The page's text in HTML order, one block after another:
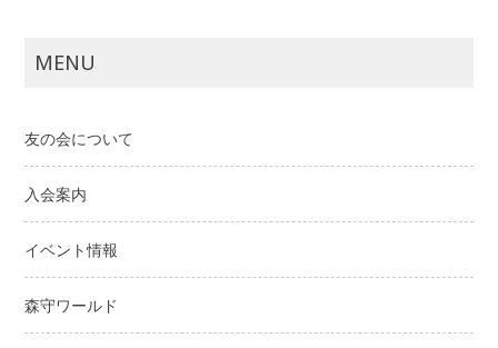
ビ
シ
ョ
ン
MENU
友の会について
入会案内
イベント情報
森守ワールド